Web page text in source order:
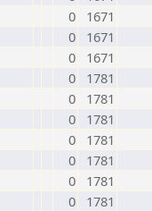
0
1671
0
1671
0
1671
0
1781
0
1781
0
1781
0
1781
0
1781
0
1781
0
1781